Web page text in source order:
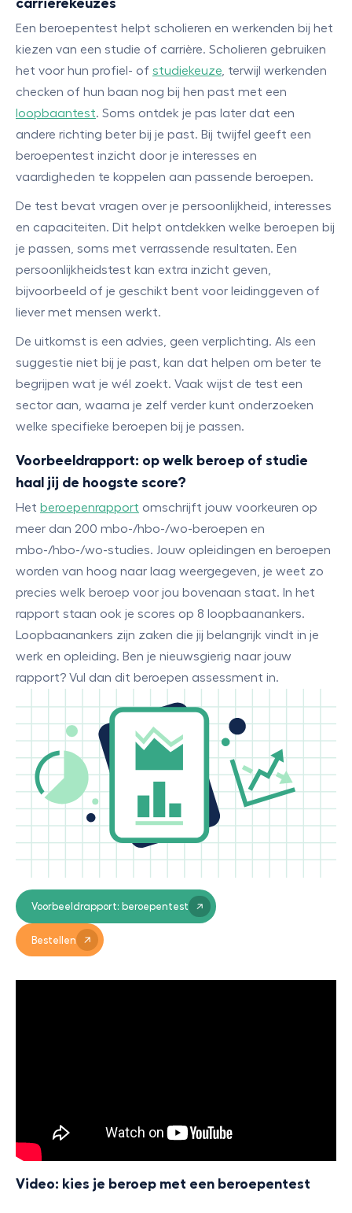
Een beroepentest helpt scholieren en werkenden bij het
kiezen van een studie of carrière. Scholieren gebruiken
het voor hun profiel- of studiekeuze , terwijl werkenden
checken of hun baan nog bij hen past met een
loopbaantest. Soms ontdek je pas later dat een
andere richting beter bij je past. Bij twijfel geeft een
beroepentest inzicht door je interesses en
vaardigheden te koppelen aan passende beroepen.
De test bevat vragen over je persoonlijkheid, interesses
en capaciteiten. Dit helpt ontdekken welke beroepen bij
je passen, soms met verrassende resultaten. Een
persoonlijkheidstest kan extra inzicht geven,
bijvoorbeeld of je geschikt bent voor leidinggeven of
liever met mensen werkt.
De uitkomst is een advies, geen verplichting. Als een
suggestie niet bij je past, kan dat helpen om beter te
begrijpen wat je wél zoekt. Vaak wijst de test een
sector aan, waarna je zelf verder kunt onderzoeken
welke specifieke beroepen bij je passen.
Voorbeeldrapport: op welk beroep of studie
haal jij de hoogste score?
Het beroepenrapport omschrijft jouw voorkeuren op
meer dan 200 mbo-/hbo-/wo-beroepen en
mbo-/hbo-/wo-studies. Jouw opleidingen en beroepen
worden van hoog naar laag weergegeven, je weet zo
precies welk beroep voor jou bovenaan staat. In het
rapport staan ook je scores op 8 loopbaanankers.
Loopbaanankers zijn zaken die jij belangrijk vindt in je
werk en opleiding. Ben je nieuwsgierig naar jouw
rapport? Vul dan dit beroepen assessment in.
Bestellen
Voorbeeldrapport: beroepentest
Video: kies je beroep met een beroepentest